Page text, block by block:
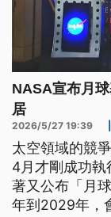
NASA宣布月
居
2026/5/27 19:39
太空領域的競
4月才剛成功
著又公布「月
年到2029年，